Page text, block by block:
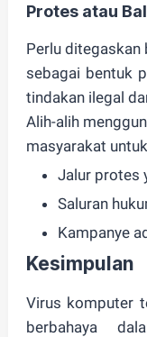
Protes atau
Perlu ditegaskan
sebagai bentuk
tindakan ilegal
Alih-alih
masyarakat
Jalur protes
Saluran
Kampanye
Kesimpulan
Virus komputer
berbahaya